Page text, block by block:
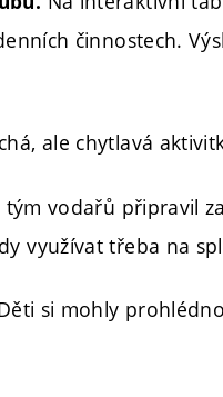
činnostech.
ale chytlavá
vodařů připravil
využívat třeba na
si mohly